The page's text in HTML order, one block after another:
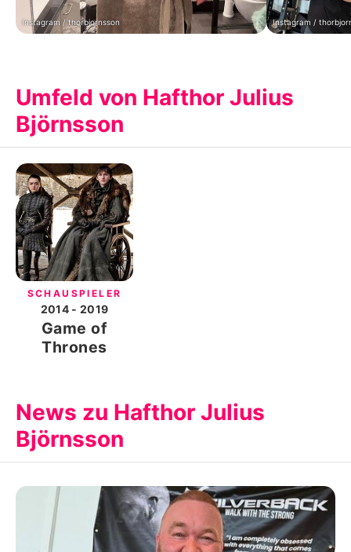
Instagram / thorbjornsson Instagram /
Umfeld von Hafthor Julius
Björnsson
SCHAUSPIELER
2014- 2019
Game of
Thrones
News zu Hafthor Julius
Björnsson